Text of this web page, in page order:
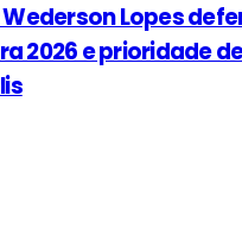
Lopes
2026 e prioridade